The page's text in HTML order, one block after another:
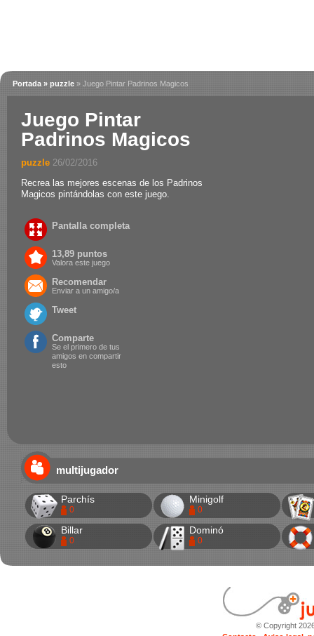
Portada » puzzle » Juego Pintar Padrinos Magicos
Juego Pintar
Padrinos Magicos
puzzle 26/02/2016
Recrea las mejores escenas de los Padrinos
Magicos pintándolas con este juego.
Pantalla completa
13,89 puntos
Valora este juego
Recomendar
Enviar a un amigo/a
Tweet
Comparte
Se el primero de tus
amigos en compartir
esto
multijugador
Parchís
0
Billar
0
Minigolf
0
Dominó
0
© Copyright